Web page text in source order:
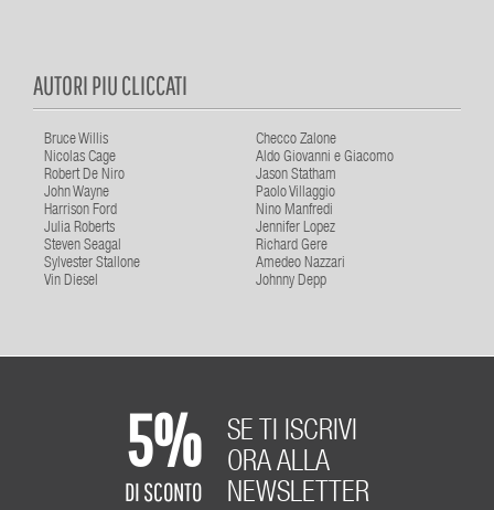
AUTORI PIU CLICCATI
Bruce Willis
Checco Zalone
Nicolas Cage
Aldo Giovanni e Giacomo
Robert De Niro
Jason Statham
John Wayne
Paolo Villaggio
Harrison Ford
Nino Manfredi
Julia Roberts
Jennifer Lopez
Steven Seagal
Richard Gere
Sylvester Stallone
Amedeo Nazzari
Vin Diesel
Johnny Depp
5%
DI SCONTO
SE TI ISCRIVI
ORA ALLA
NEWSLETTER